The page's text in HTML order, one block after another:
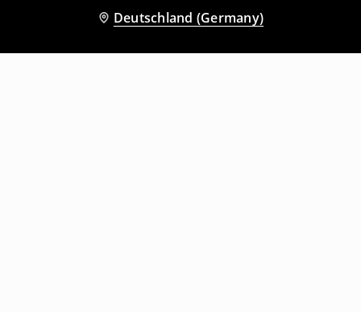
Deutschland (Germany)